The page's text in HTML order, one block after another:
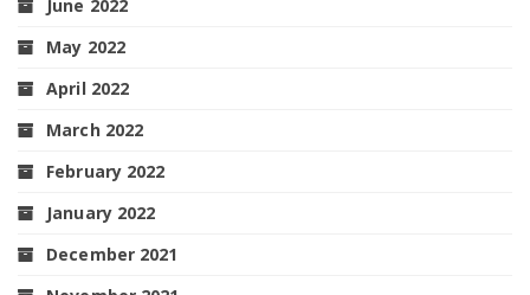
June 2022
May 2022
April 2022
March 2022
February 2022
January 2022
December 2021